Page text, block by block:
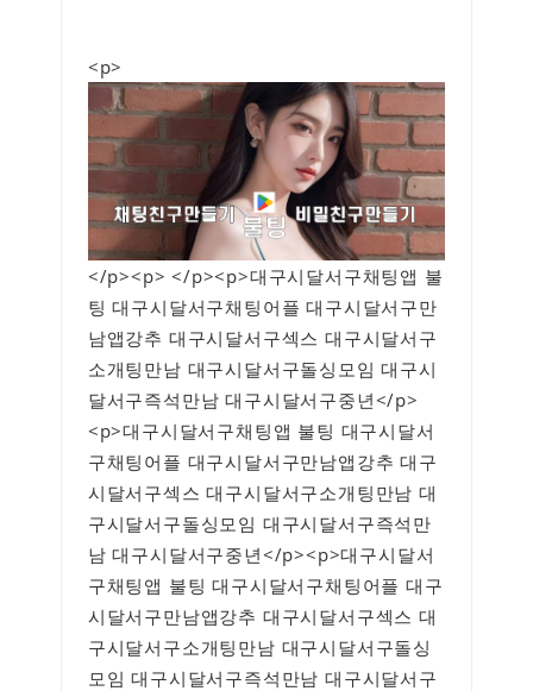
<p>
</p><p> </p><p>대구시달서구채팅앱 불
팅 대구시달서구채팅어플 대구시달서구만
남앱강추 대구시달서구섹스 대구시달서구
소개팅만남 대구시달서구돌싱모임 대구시
달서구즉석만남 대구시달서구중년</p>
<p>대구시달서구채팅앱 불팅 대구시달서
구채팅어플 대구시달서구만남앱강추 대구
시달서구섹스 대구시달서구소개팅만남 대
구시달서구돌싱모임 대구시달서구즉석만
남 대구시달서구중년</p><p>대구시달서
구채팅앱 불팅 대구시달서구채팅어플 대구
시달서구만남앱강추 대구시달서구섹스 대
구시달서구소개팅만남 대구시달서구돌싱
모임 대구시달서구즉석만남 대구시달서구